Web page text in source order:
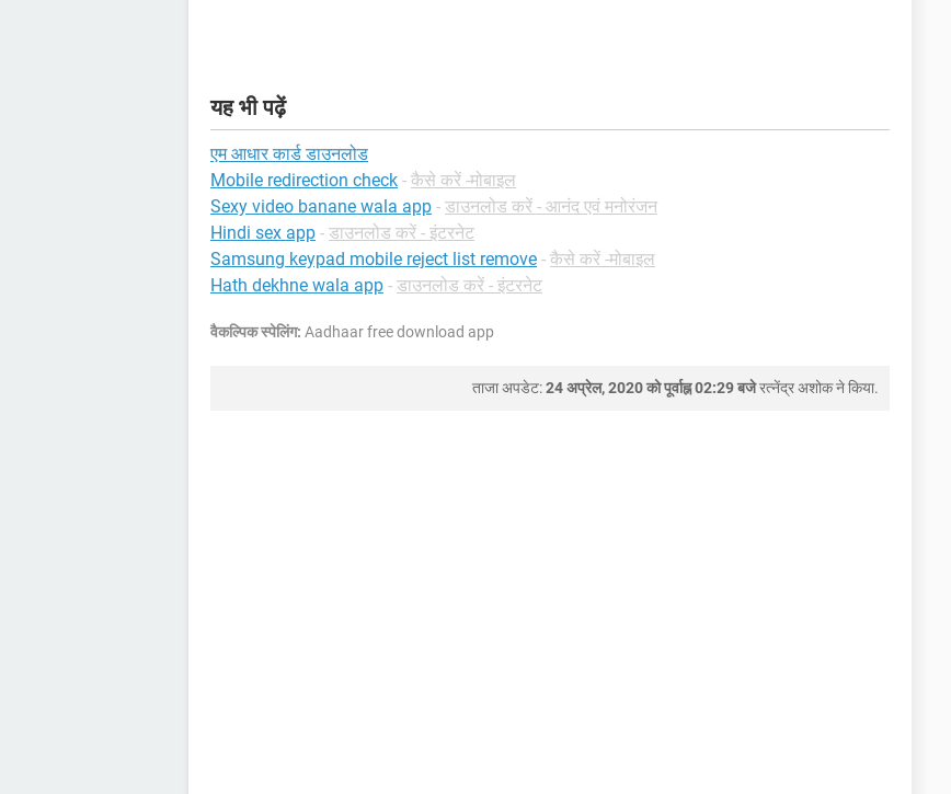
यह भी पढ़ें
एम आधार कार्ड डाउनलोड
Mobile redirection check - कैसे करें -मोबाइल
Sexy video banane wala app - डाउनलोड करें - आनंद एवं मनोरंजन
Hindi sex app - डाउनलोड करें - इंटरनेट
Samsung keypad mobile reject list remove - कैसे करें -मोबाइल
Hath dekhne wala app - डाउनलोड करें - इंटरनेट
वैकल्पिक स्पेलिंग: Aadhaar free download app
ताजा अपडेट:24 अप्रेल, 2020 को पूर्वाह्न 02:29 बजेरत्नेंद्र अशोकने किया.